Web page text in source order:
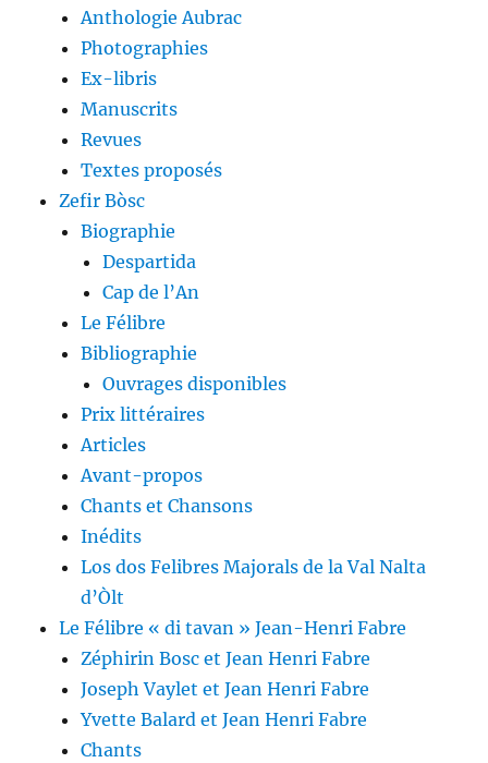
Anthologie Aubrac
Photographies
Ex-libris
Manuscrits
Revues
Textes proposés
Zefir Bòsc
Biographie
Despartida
Cap de l’An
Le Félibre
Bibliographie
Ouvrages disponibles
Prix littéraires
Articles
Avant-propos
Chants et Chansons
Inédits
Los dos Felibres Majorals de la Val Nalta
d’Òlt
Le Félibre « di tavan » Jean-Henri Fabre
Zéphirin Bosc et Jean Henri Fabre
Joseph Vaylet et Jean Henri Fabre
Yvette Balard et Jean Henri Fabre
Chants